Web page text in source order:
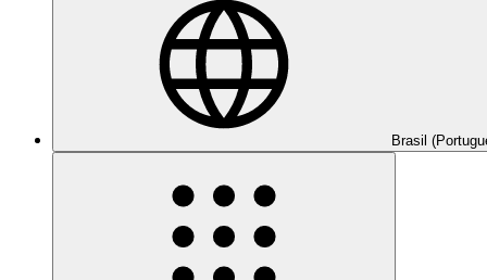
Brasil